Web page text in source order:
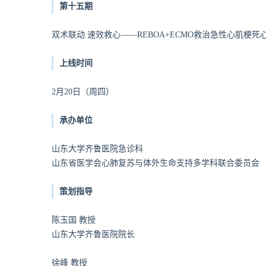
第十五期
双术联动 速效救心——REBOA+ECMO救治急性心肌梗死
上线时间
2月20日（周四）
承办单位
山东大学齐鲁医院急诊科
山东省医学会心肺复苏与体外生命支持多学科联合委员会
策划指导
陈玉国 教授
山东大学齐鲁医院院长
徐峰 教授